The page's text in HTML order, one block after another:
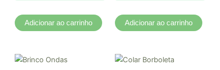
Adicionar ao carrinho Adicionar ao carrinho